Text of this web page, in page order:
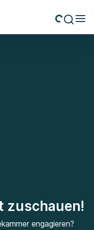
zuschauen!
engagieren?